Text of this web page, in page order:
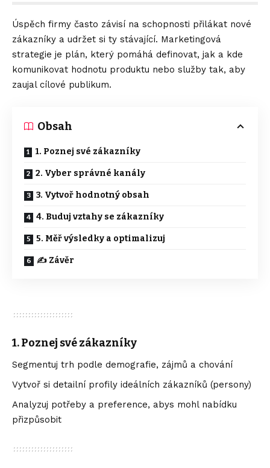
Úspěch firmy často závisí na schopnosti přilákat nové
zákazníky a udržet si ty stávající. Marketingová
strategie je plán, který pomáhá definovat, jak a kde
komunikovat hodnotu produktu nebo služby tak, aby
zaujal cílové publikum.
Obsah
1. Poznej své zákazníky
2. Vyber správné kanály
3. Vytvoř hodnotný obsah
4. Buduj vztahy se zákazníky
5. Měř výsledky a optimalizuj
✍️ Závěr
1.Poznej své zákazníky
Segmentuj trh podle demografie, zájmů a chování
Vytvoř si detailní profily ideálních zákazníků (persony)
Analyzuj potřeby a preference, abys mohl nabídku
přizpůsobit